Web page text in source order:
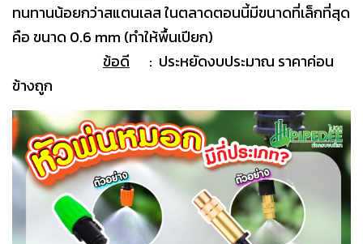
ทนทานน้อยกว่าสแตนเลส ในตลาดตอนนี้มีขนาดที่เล็กที่สุด
คือ ขนาด 0.6 mm (ทำให้พื้นเปียก)
ข้อดี : ประหยัดงบประมาณ ราคาค่อน
ข้างถูก